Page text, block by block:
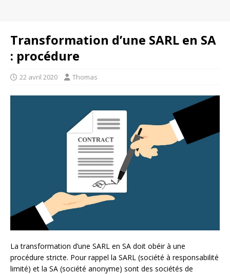
Transformation d’une SARL en SA
: procédure
22 avril 2020 Thomas
La transformation d’une SARL en SA doit obéir à une
procédure stricte. Pour rappel la SARL (société à responsabilité
limité) et la SA (société anonyme) sont des sociétés de